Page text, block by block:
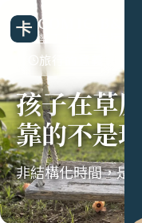
COMIC B&B
墾丁卡米克民宿
旅行的意義
孩子在草
靠的不是
非結構化時間，是